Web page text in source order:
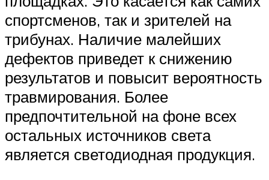
спортсменов, так и зрителей на
трибунах. Наличие малейших
дефектов приведет к снижению
результатов и повысит вероятность
травмирования. Более
предпочтительной на фоне всех
остальных источников света
является светодиодная продукция.